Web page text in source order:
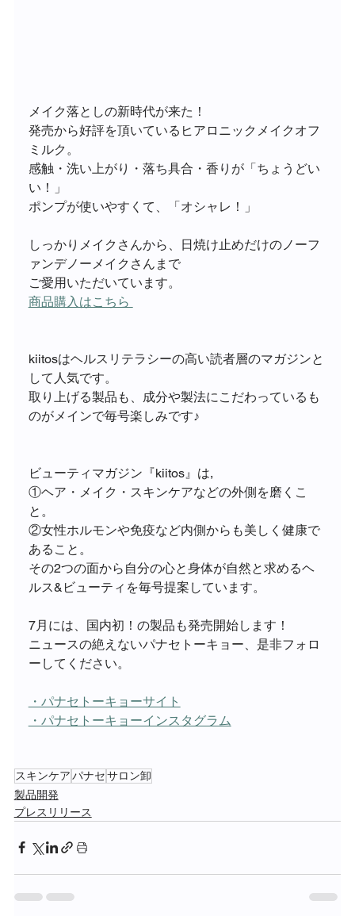
メイク落としの新時代が来た！
発売から好評を頂いているヒアロニックメイクオフ
ミルク。
感触・洗い上がり・落ち具合・香りが「ちょうどい
い！」
ポンプが使いやすくて、「オシャレ！」
しっかりメイクさんから、日焼け止めだけのノーフ
ァンデノーメイクさんまで
ご愛用いただいています。
商品購入はこちら
kiitosはヘルスリテラシーの高い読者層のマガジンと
して人気です。
取り上げる製品も、成分や製法にこだわっているも
のがメインで毎号楽しみです♪
ビューティマガジン『kiitos』は,
①ヘア・メイク・スキンケアなどの外側を磨くこ
と。
②女性ホルモンや免疫など内側からも美しく健康で
あること。
その2つの面から自分の心と身体が自然と求めるヘ
ルス&ビューティを毎号提案しています。
7月には、国内初！の製品も発売開始します！
ニュースの絶えないパナセトーキョー、是非フォロ
ーしてください。
・パナセトーキョーサイト
・パナセトーキョーインスタグラム
スキンケアパナセサロン卸
製品開発
プレスリリース